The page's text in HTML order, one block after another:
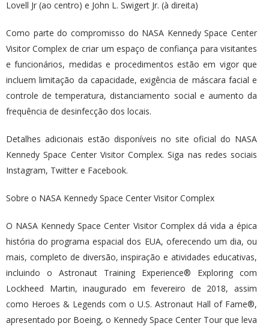
Lovell Jr (ao centro) e John L. Swigert Jr. (à direita)
Como parte do compromisso do NASA Kennedy Space Center
Visitor Complex de criar um espaço de confiança para visitantes
e funcionários, medidas e procedimentos estão em vigor que
incluem limitação da capacidade, exigência de máscara facial e
controle de temperatura, distanciamento social e aumento da
frequência de desinfecção dos locais.
Detalhes adicionais estão disponíveis no site oficial do NASA
Kennedy Space Center Visitor Complex. Siga nas redes sociais
Instagram, Twitter e Facebook.
Sobre o NASA Kennedy Space Center Visitor Complex
O NASA Kennedy Space Center Visitor Complex dá vida a épica
história do programa espacial dos EUA, oferecendo um dia, ou
mais, completo de diversão, inspiração e atividades educativas,
incluindo o Astronaut Training Experience® Exploring com
Lockheed Martin, inaugurado em fevereiro de 2018, assim
como Heroes & Legends com o U.S. Astronaut Hall of Fame®,
apresentado por Boeing, o Kennedy Space Center Tour que leva